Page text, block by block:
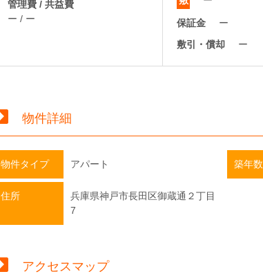
管理費 / 共益費
ー / ー
保証金
ー
敷引・償却
ー
物件詳細
物件タイプ アパート 築年数
住所
兵庫県神戸市長田区御蔵通２丁目
7
アクセスマップ